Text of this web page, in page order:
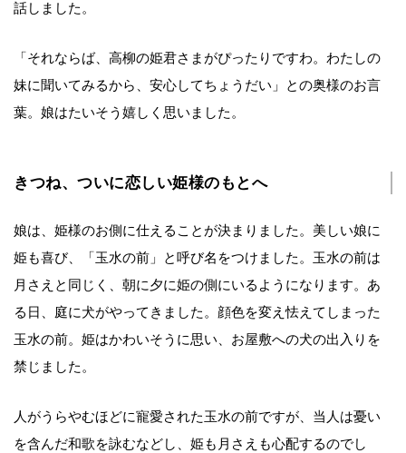
話しました。
「それならば、高柳の姫君さまがぴったりですわ。わたしの
妹に聞いてみるから、安心してちょうだい」との奥様のお言
葉。娘はたいそう嬉しく思いました。
きつね、ついに恋しい姫様のもとへ
娘は、姫様のお側に仕えることが決まりました。美しい娘に
姫も喜び、「玉水の前」と呼び名をつけました。玉水の前は
月さえと同じく、朝に夕に姫の側にいるようになります。あ
る日、庭に犬がやってきました。顔色を変え怯えてしまった
玉水の前。姫はかわいそうに思い、お屋敷への犬の出入りを
禁じました。
人がうらやむほどに寵愛された玉水の前ですが、当人は憂い
を含んだ和歌を詠むなどし、姫も月さえも心配するのでし